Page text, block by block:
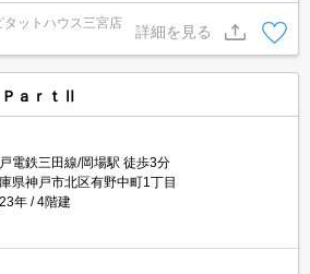
タットハウス三宮店
詳細を見る
ａｒｔⅡ
電鉄三田線/岡場駅 徒歩3分
県神戸市北区有野中町1丁目
年
4階建